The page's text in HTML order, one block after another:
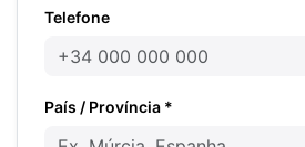
Telefone
País / Província *